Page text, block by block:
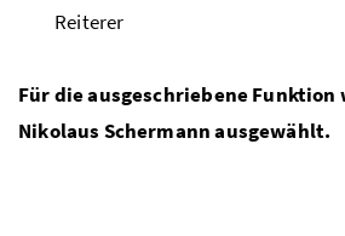
Reiterer
Für die ausgeschriebene Funktion
Nikolaus Schermann ausgewählt.